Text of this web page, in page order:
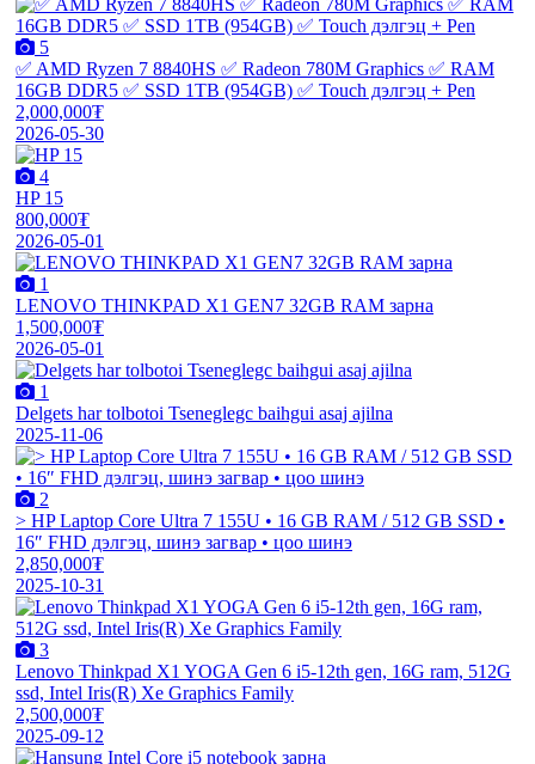
5
✅ AMD Ryzen 7 8840HS ✅ Radeon 780M Graphics ✅ RAM
16GB DDR5 ✅ SSD 1TB (954GB) ✅ Touch дэлгэц + Pen
2,000,000₮
2026-05-30
4
HP 15
800,000₮
2026-05-01
1
LENOVO THINKPAD X1 GEN7 32GB RAM зарна
1,500,000₮
2026-05-01
1
Delgets har tolbotoi Tseneglegc baihgui asaj ajilna
2025-11-06
2
> HP Laptop Core Ultra 7 155U • 16 GB RAM / 512 GB SSD •
16″ FHD дэлгэц, шинэ загвар • цоо шинэ
2,850,000₮
2025-10-31
3
Lenovo Thinkpad X1 YOGA Gen 6 i5-12th gen, 16G ram, 512G
ssd, Intel Iris(R) Xe Graphics Family
2,500,000₮
2025-09-12